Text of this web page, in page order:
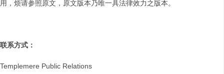
用，烦请参照原文，原文版本乃唯一具法律效力之版本。
联系方式：
Templemere Public Relations